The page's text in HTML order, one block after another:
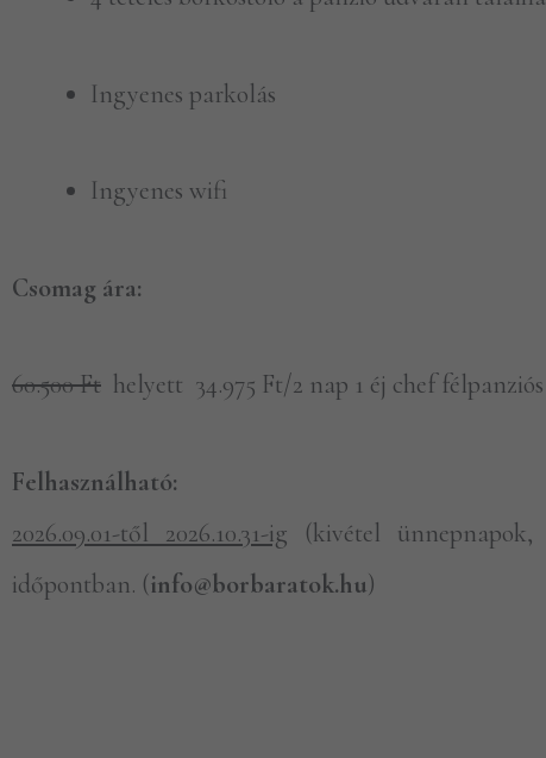
Ingyenes parkolás
Ingyenes wifi
Csomag ára:
60.500 Ft helyett 34.975 Ft/2 nap 1 éj chef
Felhasználható:
2026.09.01-től 2026.10.31-ig (kivétel
időpontban. (info@borbaratok.hu)